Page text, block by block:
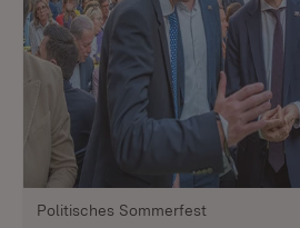
Politisches Sommerfest